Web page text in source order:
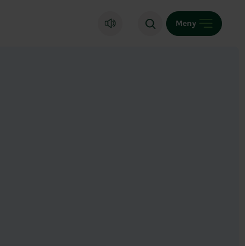
Meny